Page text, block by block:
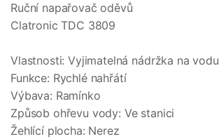
Ruční napařovač oděvů
Clatronic TDC 3809
Vlastnosti: Vyjimatelná nádržka na vodu
Funkce: Rychlé nahřátí
Výbava: Ramínko
Způsob ohřevu vody: Ve stanici
Žehlící plocha: Nerez